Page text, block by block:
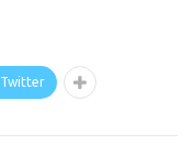
Twitter